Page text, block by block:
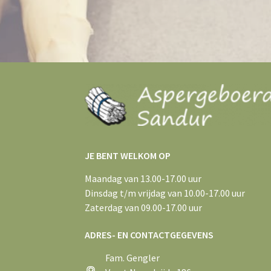
JE BENT WELKOM OP
Maandag van 13.00-17.00 uur
Dinsdag t/m vrijdag van 10.00-17.00 uur
Zaterdag van 09.00-17.00 uur
ADRES- EN CONTACTGEGEVENS
Fam. Gengler